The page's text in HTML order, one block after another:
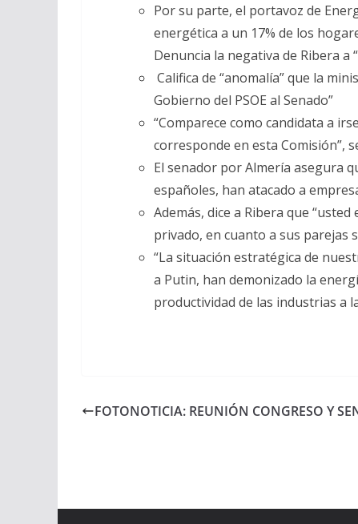
Por su parte, el portavoz de
energética a un 17% de los
Denuncia la negativa de Ribera a
Califica de “anomalía” que la
Gobierno del PSOE al Senado”
“Comparece como candidata a
corresponde en esta Comisión”,
El senador por Almería asegura
españoles, han atacado a
Además, dice a Ribera que
privado, en cuanto a sus parejas
“La situación estratégica de
a Putin, han demonizado la
productividad de las industrias a
FOTONOTICIA: REUNIÓN CONGRESO Y